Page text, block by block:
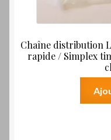
Chaîne distribution
rapide / Simplex